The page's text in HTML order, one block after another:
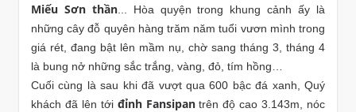
Miếu Sơn thần... Hòa quyện trong khung cảnh ấy là
những cây đỗ quyên hàng trăm năm tuổi vươn mình trong
giá rét, đang bật lên mầm nụ, chờ sang tháng 3, tháng 4
là bung nở những sắc trắng, vàng, đỏ, tím hồng…
Cuối cùng là sau khi đã vượt qua 600 bậc đá xanh, Quý
khách đã lên tới đỉnh Fansipantrên độ cao 3.143m, nóc